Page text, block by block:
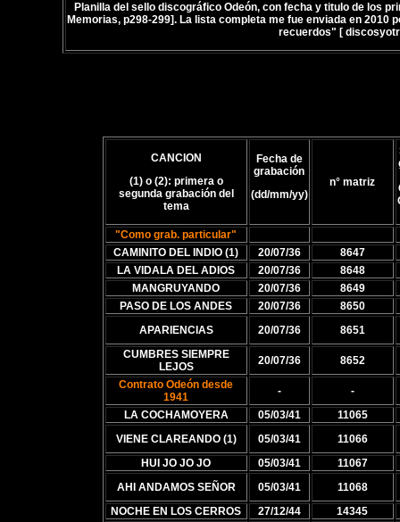
Planilla del sello discográfico Odeón, con fecha y titulo de los
Memorias, p298-299]. La lista completa me fue enviada en
recuerdos" [
CANCION
(1) o (2): primera o
segunda grabación del
tema
Fecha de
grabación
(dd/mm/yy)
n° matriz
"Como grab. particular"
CAMINITO DEL INDIO (1)
20/07/36
8647
LA VIDALA DEL ADIOS
20/07/36
8648
MANGRUYANDO
20/07/36
8649
PASO DE LOS ANDES
20/07/36
8650
APARIENCIAS
20/07/36
8651
CUMBRES SIEMPRE
LEJOS
20/07/36
8652
Contrato Odeón desde
1941
-
-
LA COCHAMOYERA
05/03/41
11065
VIENE CLAREANDO (1)
05/03/41
11066
HUI JO JO JO
05/03/41
11067
AHI ANDAMOS SEÑOR
05/03/41
11068
NOCHE EN LOS CERROS
27/12/44
14345